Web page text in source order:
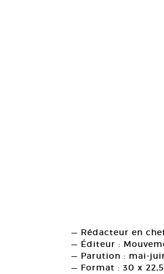
— Rédacteur en
— Éditeur :
— Parution : mai-
— Format : 30 x